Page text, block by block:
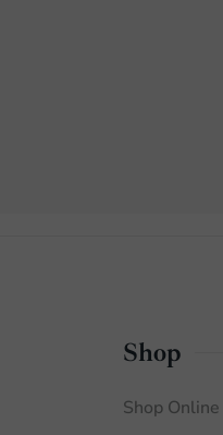
Shop
Shop Online